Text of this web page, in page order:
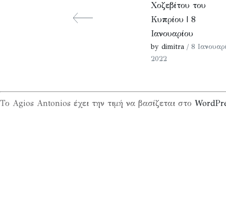
Χοζεβίτου του
Κυπρίου | 8
Ιανουαρίου
by dimitra / 8
2022
Το Agios Antonios έχει την τιμή να βασίζεται στο